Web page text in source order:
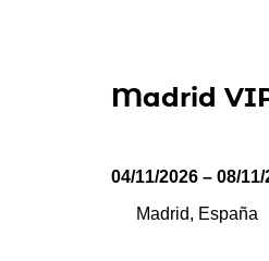
Madrid
04/11/2026 – 08/11/
Madrid, España